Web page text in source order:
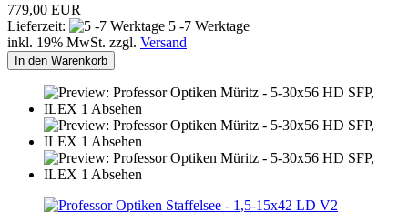
779,00 EUR
Lieferzeit:
5 -7 Werktage
inkl. 19% MwSt. zzgl. Versand
In den Warenkorb